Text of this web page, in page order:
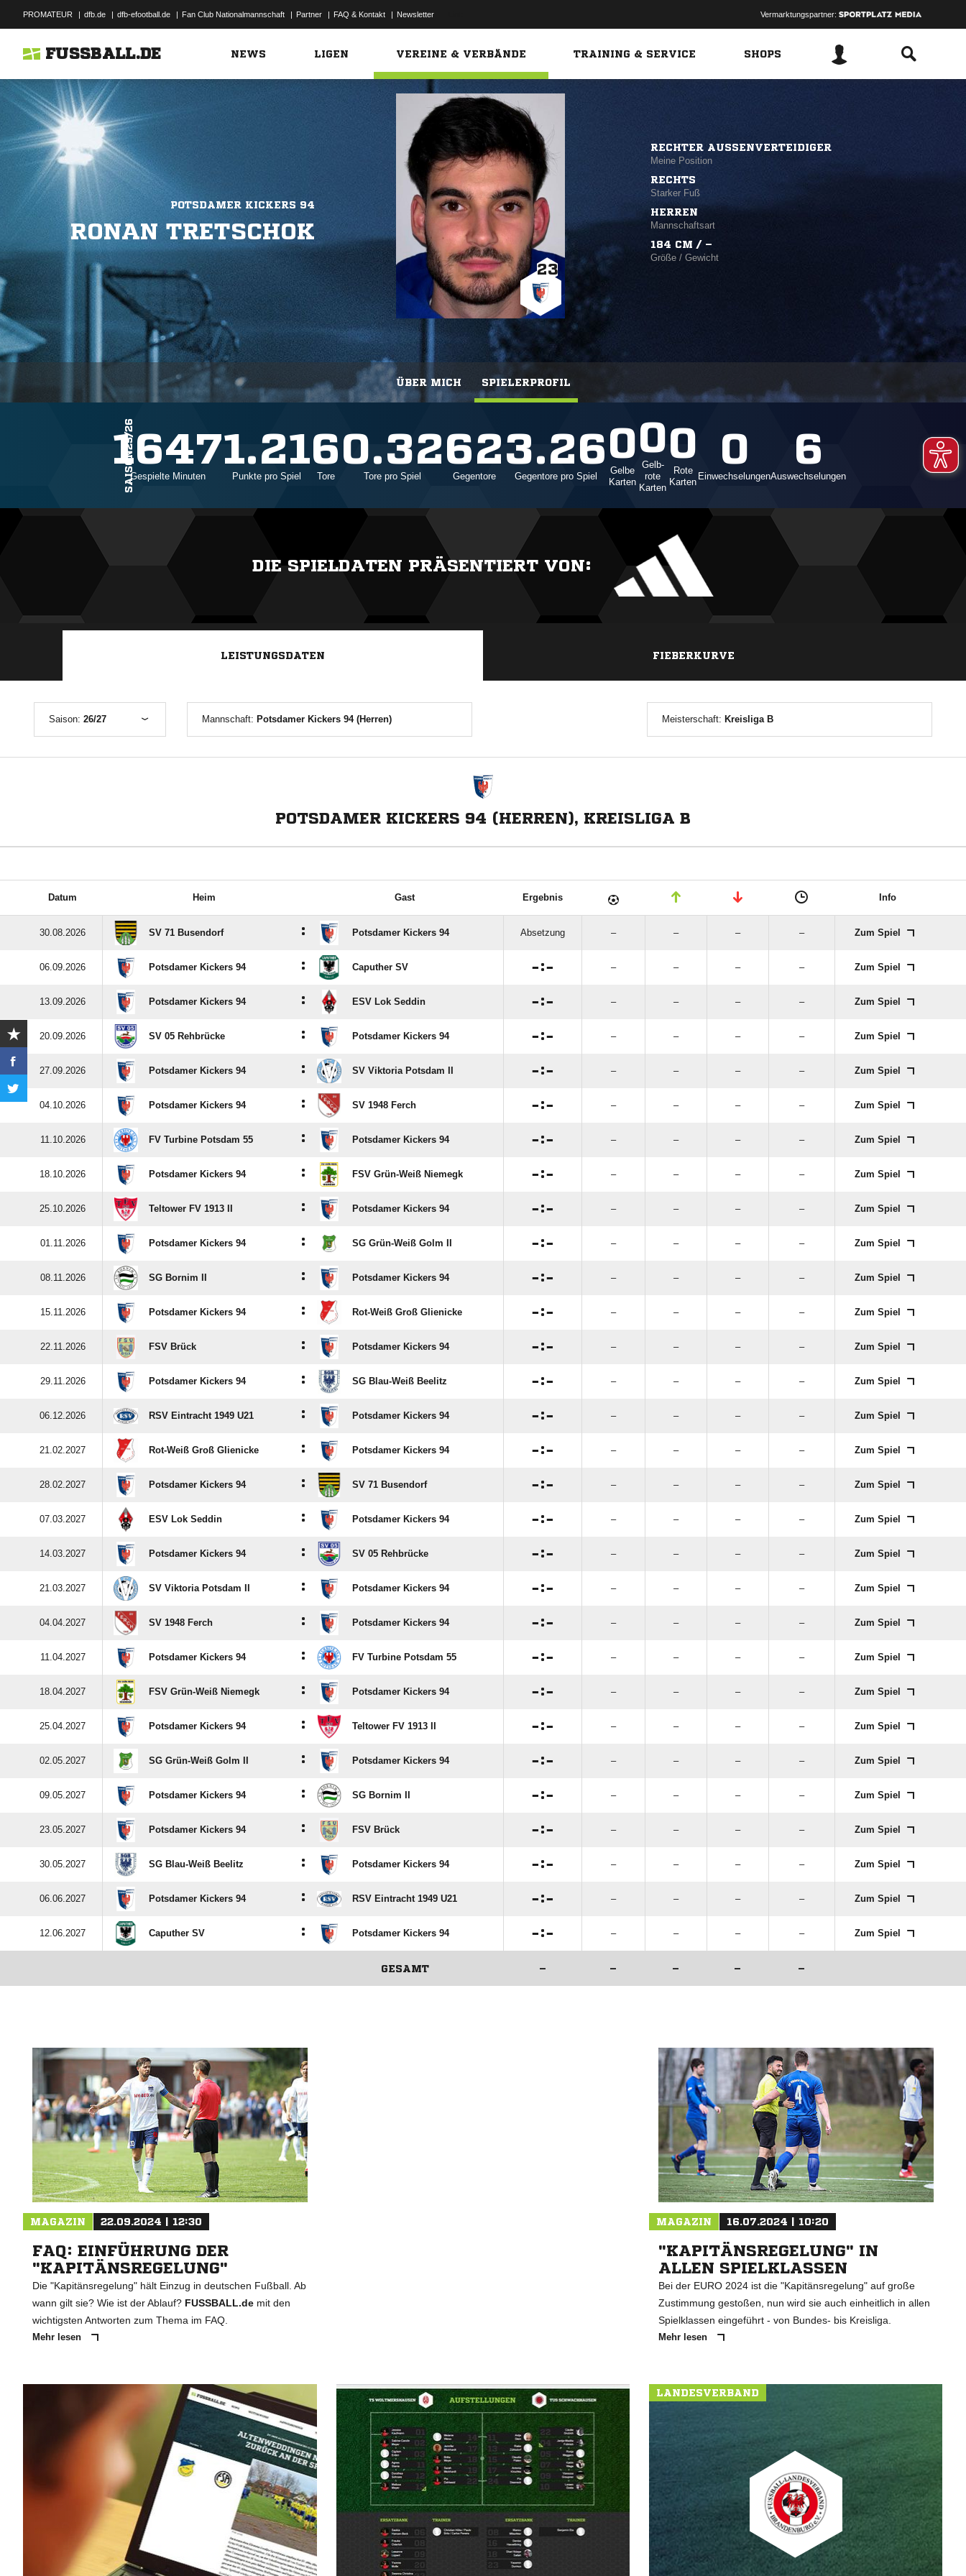
PROMATEUR | dfb.de | dfb-efootball.de | Fan Club Nationalmannschaft | Partner | FAQ & Kontakt | Newsletter Vermarktungspartner:
FUSSBALL.DE NEWS LIGEN VEREINE & VERBÄNDE TRAINING & SERVICE SHOPS
ÜBER MICH SPIELERPROFIL
POTSDAMER KICKERS 94
RONAN TRETSCHOK
23
RECHTER AUSSENVERTEIDIGER
Meine Position
RECHTS
Starker Fuß
HERREN
Mannschaftsart
184 CM / –
Größe / Gewicht
SAISON25/26
1647
Gespielte Minuten
1.21
Punkte pro Spiel
6
Tore
0.32
Tore pro Spiel
62
Gegentore
3.26
Gegentore pro Spiel
0
Gelbe
Karten
0
Gelb-
rote
Karten
0
Rote
Karten
0
Einwechselungen
6
Auswechselungen
DIE SPIELDATEN PRÄSENTIERT VON:
LEISTUNGSDATEN FIEBERKURVE
Saison: 26/27 Mannschaft: Potsdamer Kickers 94 (Herren) Meisterschaft: Kreisliga B
POTSDAMER KICKERS 94 (HERREN), KREISLIGA B
Datum Heim Gast Ergebnis Info
30.08.2026 SV 71 Busendorf : Potsdamer Kickers 94 Absetzung – – – – Zum Spiel
06.09.2026 Potsdamer Kickers 94 : Caputher SV : – – – – Zum Spiel
13.09.2026 Potsdamer Kickers 94 : ESV Lok Seddin : – – – – Zum Spiel
20.09.2026 SV 05 Rehbrücke : Potsdamer Kickers 94 : – – – – Zum Spiel
27.09.2026 Potsdamer Kickers 94 : SV Viktoria Potsdam II : – – – – Zum Spiel
04.10.2026 Potsdamer Kickers 94 : SV 1948 Ferch : – – – – Zum Spiel
11.10.2026 FV Turbine Potsdam 55 : Potsdamer Kickers 94 : – – – – Zum Spiel
18.10.2026 Potsdamer Kickers 94 : FSV Grün-Weiß Niemegk : – – – – Zum Spiel
25.10.2026 Teltower FV 1913 II : Potsdamer Kickers 94 : – – – – Zum Spiel
01.11.2026 Potsdamer Kickers 94 : SG Grün-Weiß Golm II : – – – – Zum Spiel
08.11.2026 SG Bornim II : Potsdamer Kickers 94 : – – – – Zum Spiel
15.11.2026 Potsdamer Kickers 94 : Rot-Weiß Groß Glienicke : – – – – Zum Spiel
22.11.2026 FSV Brück : Potsdamer Kickers 94 : – – – – Zum Spiel
29.11.2026 Potsdamer Kickers 94 : SG Blau-Weiß Beelitz : – – – – Zum Spiel
06.12.2026 RSV Eintracht 1949 U21 : Potsdamer Kickers 94 : – – – – Zum Spiel
21.02.2027 Rot-Weiß Groß Glienicke : Potsdamer Kickers 94 : – – – – Zum Spiel
28.02.2027 Potsdamer Kickers 94 : SV 71 Busendorf : – – – – Zum Spiel
07.03.2027 ESV Lok Seddin : Potsdamer Kickers 94 : – – – – Zum Spiel
14.03.2027 Potsdamer Kickers 94 : SV 05 Rehbrücke : – – – – Zum Spiel
21.03.2027 SV Viktoria Potsdam II : Potsdamer Kickers 94 : – – – – Zum Spiel
04.04.2027 SV 1948 Ferch : Potsdamer Kickers 94 : – – – – Zum Spiel
11.04.2027 Potsdamer Kickers 94 : FV Turbine Potsdam 55 : – – – – Zum Spiel
18.04.2027 FSV Grün-Weiß Niemegk : Potsdamer Kickers 94 : – – – – Zum Spiel
25.04.2027 Potsdamer Kickers 94 : Teltower FV 1913 II : – – – – Zum Spiel
02.05.2027 SG Grün-Weiß Golm II : Potsdamer Kickers 94 : – – – – Zum Spiel
09.05.2027 Potsdamer Kickers 94 : SG Bornim II : – – – – Zum Spiel
23.05.2027 Potsdamer Kickers 94 : FSV Brück : – – – – Zum Spiel
30.05.2027 SG Blau-Weiß Beelitz : Potsdamer Kickers 94 : – – – – Zum Spiel
06.06.2027 Potsdamer Kickers 94 : RSV Eintracht 1949 U21 : – – – – Zum Spiel
12.06.2027 Caputher SV : Potsdamer Kickers 94 : – – – – Zum Spiel
GESAMT – – – – –
MAGAZIN 22.09.2024 | 12:30
FAQ: EINFÜHRUNG DER
"KAPITÄNSREGELUNG"
Die "Kapitänsregelung" hält Einzug in deutschen Fußball. Ab
wann gilt sie? Wie ist der Ablauf? FUSSBALL.de mit den
wichtigsten Antworten zum Thema im FAQ.
Mehr lesen
MAGAZIN 16.07.2024 | 10:20
"KAPITÄNSREGELUNG" IN
ALLEN SPIELKLASSEN
Bei der EURO 2024 ist die "Kapitänsregelung" auf große
Zustimmung gestoßen, nun wird sie auch einheitlich in allen
Spielklassen eingeführt - von Bundes- bis Kreisliga.
Mehr lesen
LANDESVERBAND